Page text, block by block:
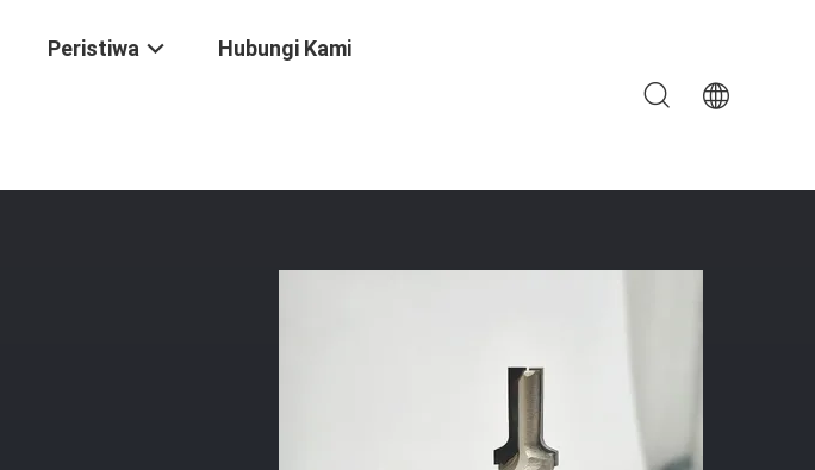
Peristiwa Hubungi Kami